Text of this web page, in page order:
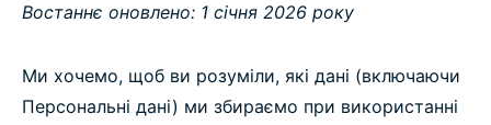
Востаннє оновлено: 1 січня 2026 року
Ми хочемо, щоб ви розуміли, які дані (включаючи
Персональні дані) ми збираємо при використанні